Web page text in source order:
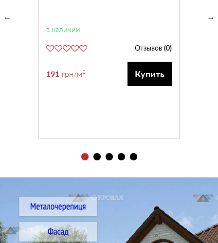
в наличии
Отзывов (0)
191 грн/м2 Купить